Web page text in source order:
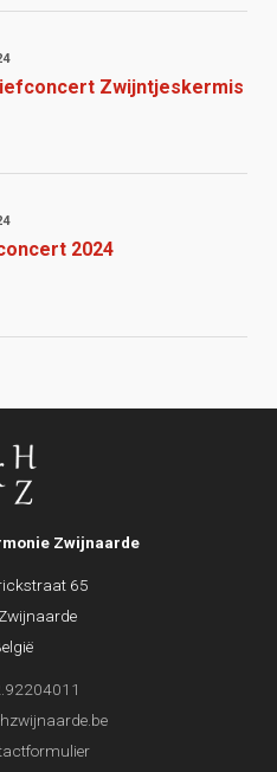
Zwijntjeskermis
2024
Zwijnaarde
65